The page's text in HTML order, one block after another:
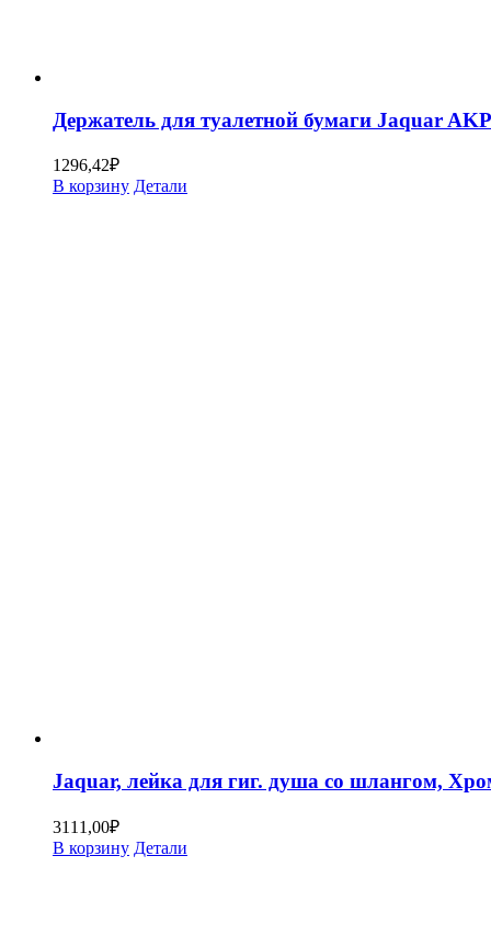
Держатель для туалетной бумаги Jaquar
1296,42₽
В корзину Детали
Jaquar, лейка для гиг. душа со шлангом,
3111,00₽
В корзину Детали